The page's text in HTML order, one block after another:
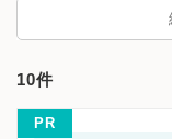
10件
PR